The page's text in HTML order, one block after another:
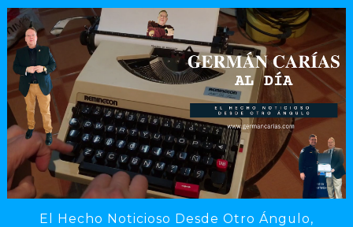
El Hecho Noticioso Desde Otro Ángulo,